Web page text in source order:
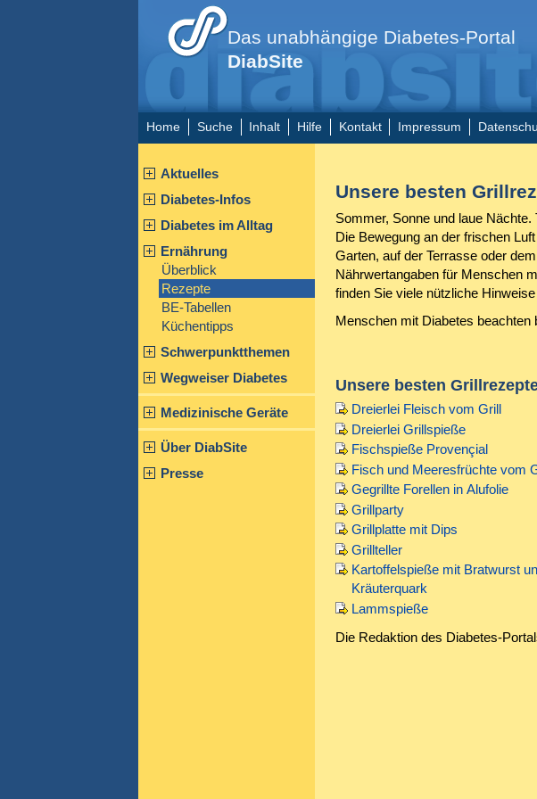
Das unabhängige Diabetes-Portal
DiabSite
Home Suche Inhalt Hilfe Kontakt Impressum
Aktuelles
Diabetes-Infos
Diabetes im Alltag
Ernährung
Überblick
Rezepte
BE-Tabellen
Küchentipps
Schwerpunktthemen
Wegweiser Diabetes
Medizinische Geräte
Über DiabSite
Presse
Unsere besten
Sommer, Sonne und laue
Die Bewegung an der frischen
Garten, auf der Terrasse oder
Nährwertangaben für Menschen
finden Sie viele nützliche
Menschen mit Diabetes beachten
Unsere besten
Dreierlei Fleisch vom Grill
Dreierlei Grillspieße
Fischspieße Provençial
Fisch und Meeresfrüchte vom
Gegrillte Forellen in Alufolie
Grillparty
Grillplatte mit Dips
Grillteller
Kartoffelspieße mit Bratwurst
Kräuterquark
Lammspieße
Die Redaktion des Diabetes-